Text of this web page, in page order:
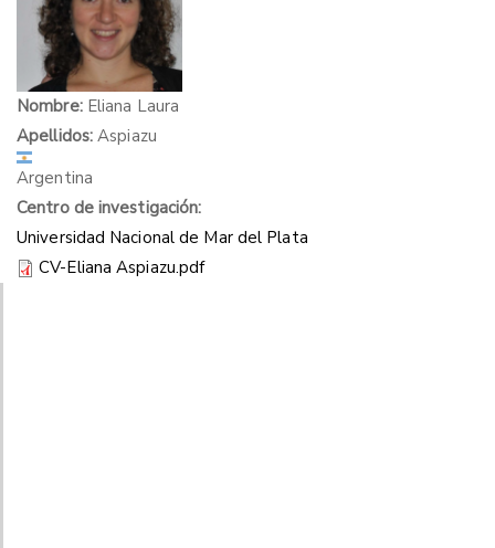
Nombre: Eliana Laura
Apellidos:Aspiazu
Argentina
Centro de investigación:
Universidad Nacional de Mar del Plata
CV-Eliana Aspiazu.pdf